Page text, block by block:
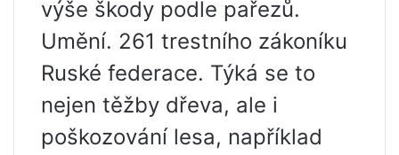
výše škody podle pařezů.
Umění. 261 trestního zákoníku
Ruské federace. Týká se to
nejen těžby dřeva, ale i
poškozování lesa, například